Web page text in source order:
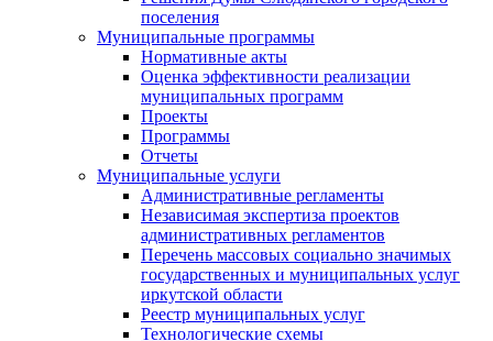
поселения
Муниципальные программы
Нормативные акты
Оценка эффективности реализации
муниципальных программ
Проекты
Программы
Отчеты
Муниципальные услуги
Административные регламенты
Независимая экспертиза проектов
административных регламентов
Перечень массовых социально значимых
государственных и муниципальных услуг
иркутской области
Реестр муниципальных услуг
Технологические схемы